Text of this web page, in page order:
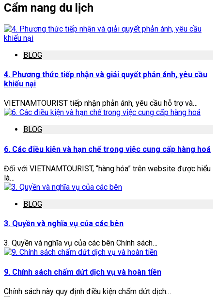
Cẩm nang du lịch
BLOG
4. Phương thức tiếp nhận và giải quyết phản ánh, yêu cầu
khiếu nại
VIETNAMTOURIST tiếp nhận phản ánh, yêu cầu hỗ trợ và…
BLOG
6. Các điều kiện và hạn chế trong việc cung cấp hàng hoá
Đối với VIETNAMTOURIST, “hàng hóa” trên website được hiểu
là…
BLOG
3. Quyền và nghĩa vụ của các bên
3. Quyền và nghĩa vụ của các bên Chính sách…
9. Chính sách chấm dứt dịch vụ và hoàn tiền
Chính sách này quy định điều kiện chấm dứt dịch…